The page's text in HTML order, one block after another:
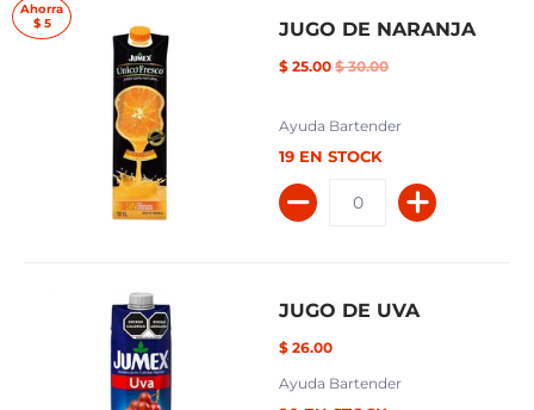
Ahorra
$ 5
JUGO DE NARANJA
$ 25.00 $ 30.00
Ayuda Bartender
19 EN STOCK
JUGO DE UVA
$ 26.00
Ayuda Bartender